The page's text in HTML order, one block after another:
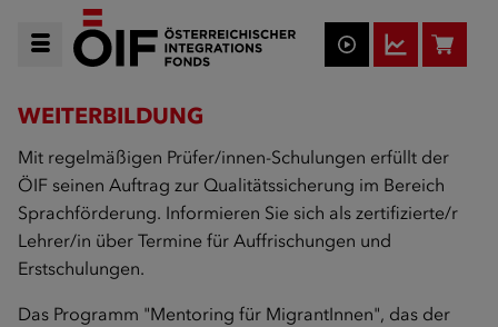
WEITERBILDUNG
Mit regelmäßigen Prüfer/innen-Schulungen erfüllt der
ÖIF seinen Auftrag zur Qualitätssicherung im Bereich
Sprachförderung. Informieren Sie sich als zertifizierte/r
Lehrer/in über Termine für Auffrischungen und
Erstschulungen.
Das Programm "Mentoring für MigrantInnen", das der